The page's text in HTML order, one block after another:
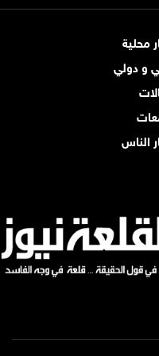
محلية
و دولي
الناس